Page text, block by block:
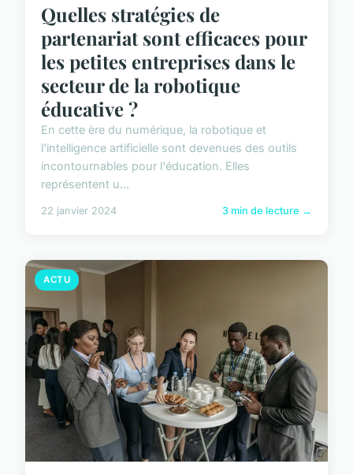
Quelles stratégies de
partenariat sont efficaces pour
les petites entreprises dans le
secteur de la robotique
éducative ?
En cette ère du numérique, la robotique et
l'intelligence artificielle sont devenues des outils
incontournables pour l'éducation. Elles
représentent u...
22 janvier 2024 3 min de lecture →
ACTU